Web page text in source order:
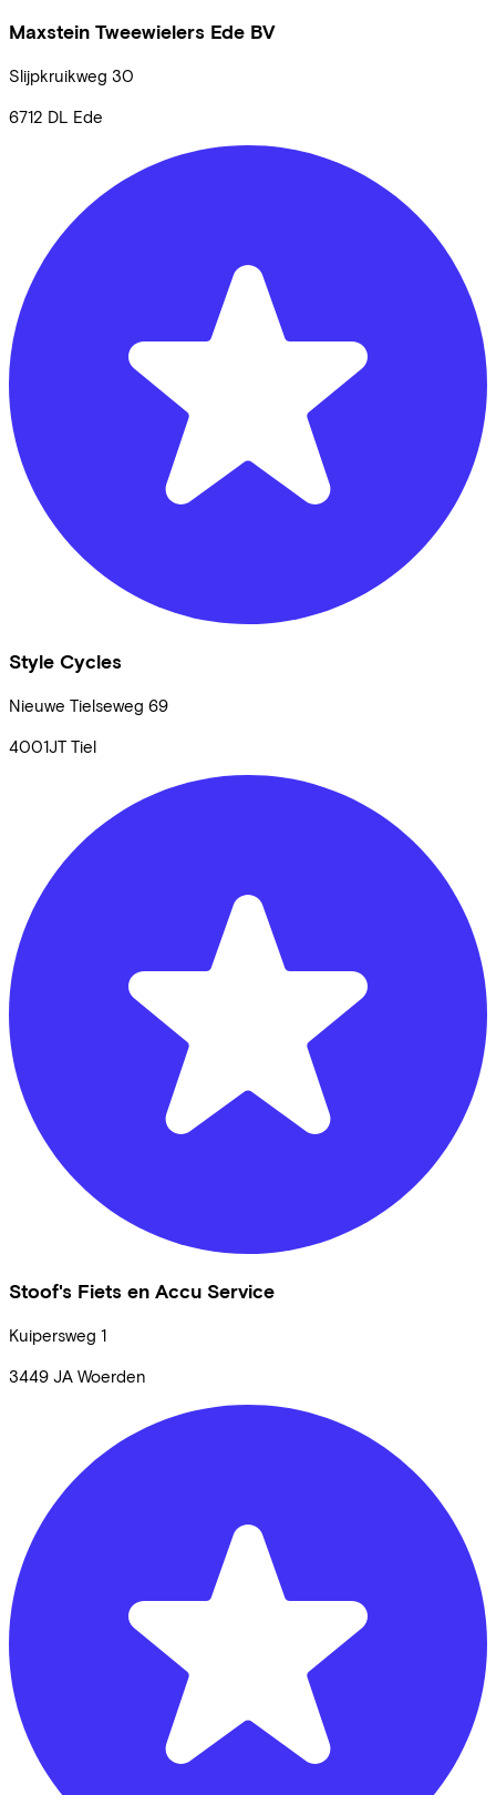
Maxstein Tweewielers Ede BV
Slijpkruikweg 30
6712 DL Ede
Style Cycles
Nieuwe Tielseweg 69
4001JT Tiel
Stoof's Fiets en Accu Service
Kuipersweg 1
3449 JA Woerden